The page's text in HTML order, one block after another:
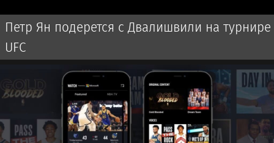
Петр Ян подерется с Двалишвили на турнире
UFC